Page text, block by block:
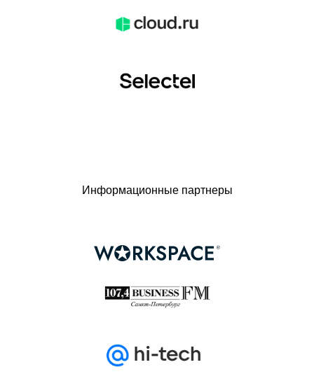
Информационные партнеры